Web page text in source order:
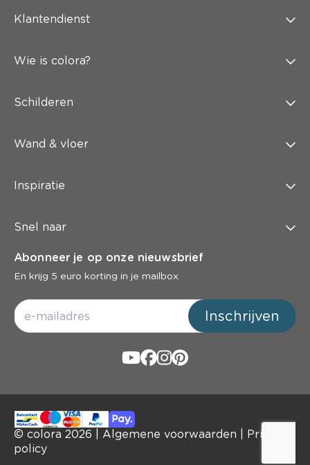
Klantendienst
Wie is colora?
Schilderen
Wand & vloer
Inspiratie
Snel naar
Abonneer je op onze nieuwsbrief
En krijg 5 euro korting in je mailbox
Inschrijven
© colora 2026 Algemene voorwaarden
Privacy
policy